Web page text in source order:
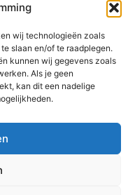
wij technologieën zoals
slaan en/of te raadplegen.
kunnen wij gegevens zoals
Als je geen
kan dit een nadelige
Contact
index
Sterke SEO Strategie